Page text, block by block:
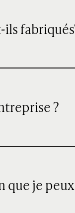
ils
?
que je peux